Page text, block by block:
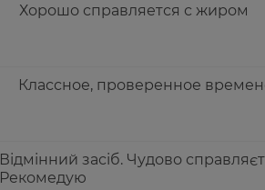
Хорошо справляется с жиром
Классное, проверенное
Відмінний засіб. Чудово
Рекомедую